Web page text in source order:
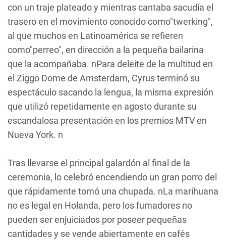
con un traje plateado y mientras cantaba sacudía el
trasero en el movimiento conocido como"twerking",
al que muchos en Latinoamérica se refieren
como"perreo", en dirección a la pequeña bailarina
que la acompañaba. nPara deleite de la multitud en
el Ziggo Dome de Amsterdam, Cyrus terminó su
espectáculo sacando la lengua, la misma expresión
que utilizó repetidamente en agosto durante su
escandalosa presentación en los premios MTV en
Nueva York. n
Tras llevarse el principal galardón al final de la
ceremonia, lo celebró encendiendo un gran porro del
que rápidamente tomó una chupada. nLa marihuana
no es legal en Holanda, pero los fumadores no
pueden ser enjuiciados por poseer pequeñas
cantidades y se vende abiertamente en cafés